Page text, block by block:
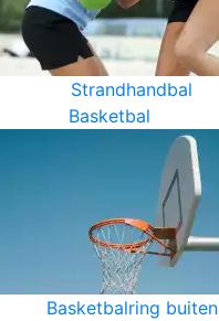
Strandhandbal
Basketbal
Basketbalring buiten